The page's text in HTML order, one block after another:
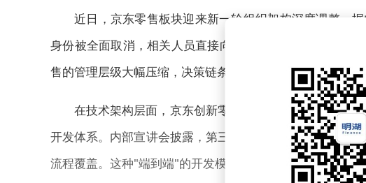
近日，京东零售板块迎来新一轮组织架构深度调整。
身份被全面取消，相关人员直接向C3层级汇报，日常考勤
售的管理层级大幅压缩，决策链条缩短近半，被视为互联网
在技术架构层面，京东创新零售部门同步启动重大变
开发体系。内部宣讲会披露，第三季度将有首批全栈工程
流程覆盖。这种"端到端"的开发模式预计将提升项目交付效